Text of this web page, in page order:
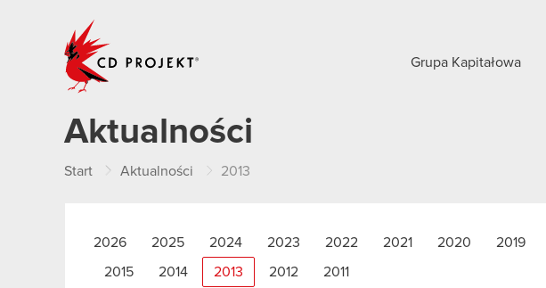
Grupa Kapitałowa
Aktualności
Start Aktualności 2013
2026 2025 2024 2023 2022 2021 2020 2019
2015 2014 2013 2012 2011